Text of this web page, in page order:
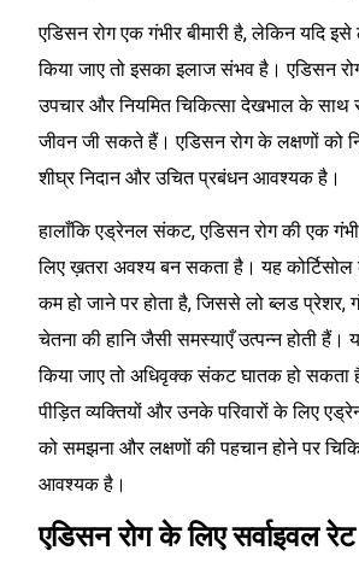
एडिसन रोग एक गंभीर बीमारी है, लेकिन यदि
किया जाए तो इसका इलाज संभव है। एडिसन
उपचार और नियमित चिकित्सा देखभाल के साथ
जीवन जी सकते हैं। एडिसन रोग के लक्षणों को
शीघ्र निदान और उचित प्रबंधन आवश्यक है।
हालाँकि एड्रेनल संकट, एडिसन रोग की एक
लिए ख़तरा अवश्य बन सकता है। यह
कम हो जाने पर होता है, जिससे लो ब्लड प्रेशर,
चेतना की हानि जैसी समस्याएँ उत्पन्न होती हैं।
किया जाए तो अधिवृक्क संकट घातक हो सकता
पीड़ित व्यक्तियों और उनके परिवारों के लिए
को समझना और लक्षणों की पहचान होने पर
आवश्यक है।
एडिसन रोग के लिए सर्वाइवल रेट